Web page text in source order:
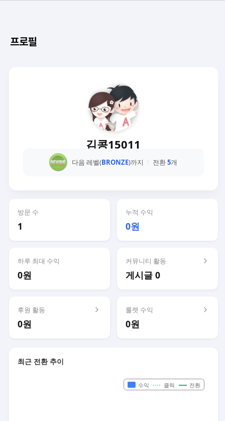
프로필
김콩15011
다음 레벨(BRONZE)까지 전환5개
방문 수
1
누적 수익
0원
하루 최대 수익
0원
커뮤니티 활동
게시글 0
후원 활동
0원
룰렛 수익
0원
최근 전환 추이